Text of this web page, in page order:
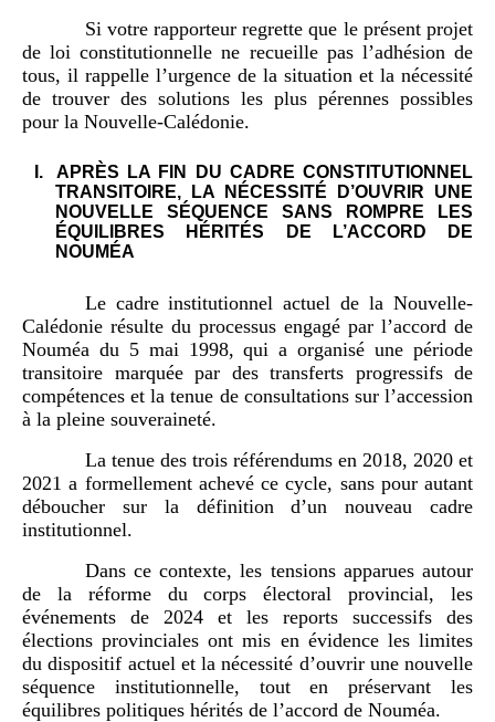
Si votre rapporteur regrette que le présent projet
de loi constitutionnelle ne recueille pas l’adhésion de
tous, il rappelle l’urgence de la situation et la nécessité
de trouver des solutions les plus pérennes possibles
pour la Nouvelle-Calédonie.
I.
APRÈS LA FIN DU CADRE CONSTITUTIONNEL
TRANSITOIRE, LA NÉCESSITÉ D’OUVRIR UNE
NOUVELLE SÉQUENCE SANS ROMPRE LES
ÉQUILIBRES HÉRITÉS DE L’ACCORD DE
NOUMÉA
Le cadre institutionnel actuel de la Nouvelle-
Calédonie résulte du processus engagé par l’accord de
Nouméa du 5 mai 1998, qui a organisé une période
transitoire marquée par des transferts progressifs de
compétences et la tenue de consultations sur l’accession
à la pleine souveraineté.
La tenue des trois référendums en 2018, 2020 et
2021 a formellement achevé ce cycle, sans pour autant
déboucher sur la définition d’un nouveau cadre
institutionnel.
Dans ce contexte, les tensions apparues autour
de la réforme du corps électoral provincial, les
événements de 2024 et les reports successifs des
élections provinciales ont mis en évidence les limites
du dispositif actuel et la nécessité d’ouvrir une nouvelle
séquence institutionnelle, tout en préservant les
équilibres politiques hérités de l’accord de Nouméa.